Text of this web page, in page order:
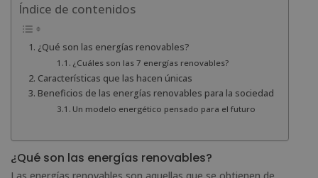
Índice de contenidos
¿Qué son las energías renovables?
¿Cuáles son las 7 energías renovables?
Características que las hacen únicas
Beneficios de las energías renovables para la sociedad
Un modelo energético pensado para el futuro
¿Qué son las energías renovables?